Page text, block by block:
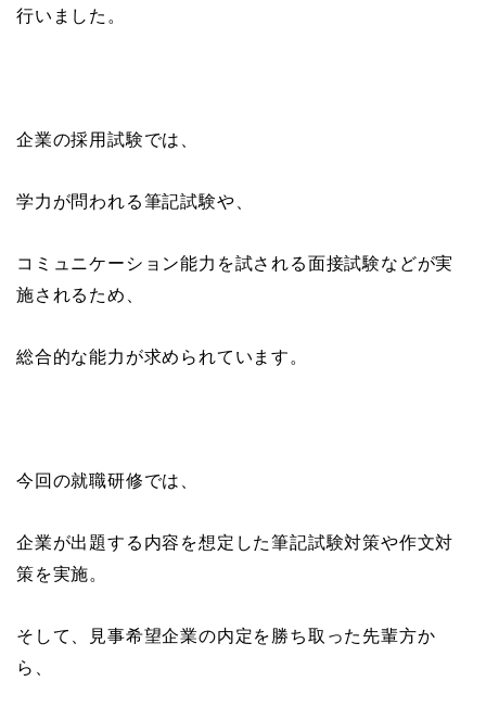
行いました。
企業の採用試験では、
学力が問われる筆記試験や、
コミュニケーション能力を試される面接試験などが実
施されるため、
総合的な能力が求められています。
今回の就職研修では、
企業が出題する内容を想定した筆記試験対策や作文対
策を実施。
そして、見事希望企業の内定を勝ち取った先輩方か
ら、